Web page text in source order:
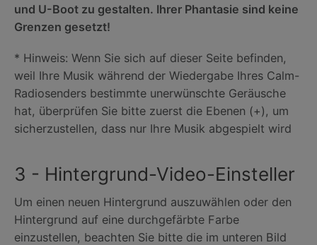
und U-Boot zu gestalten. Ihrer Phantasie sind keine
Grenzen gesetzt!
* Hinweis: Wenn Sie sich auf dieser Seite befinden,
weil Ihre Musik während der Wiedergabe Ihres Calm-
Radiosenders bestimmte unerwünschte Geräusche
hat, überprüfen Sie bitte zuerst die Ebenen (+), um
sicherzustellen, dass nur Ihre Musik abgespielt wird
3 - Hintergrund-Video-Einsteller
Um einen neuen Hintergrund auszuwählen oder den
Hintergrund auf eine durchgefärbte Farbe
einzustellen, beachten Sie bitte die im unteren Bild